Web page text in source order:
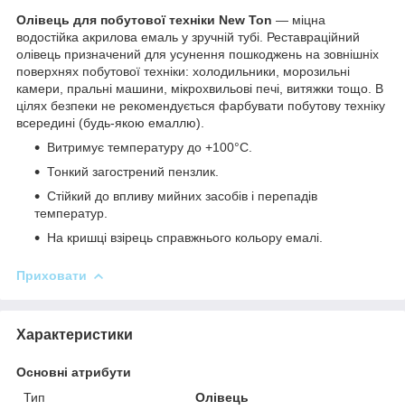
Олівець для побутової техніки New Ton — міцна
водостійка акрилова емаль у зручній тубі. Реставраційний
олівець призначений для усунення пошкоджень на зовнішніх
поверхнях побутової техніки: холодильники, морозильні
камери, пральні машини, мікрохвильові печі, витяжки тощо. В
цілях безпеки не рекомендується фарбувати побутову техніку
всередині (будь-якою емаллю).
Витримує температуру до +100°С.
Тонкий загострений пензлик.
Стійкий до впливу мийних засобів і перепадів
температур.
На кришці взірець справжнього кольору емалі.
Приховати
Характеристики
Основні атрибути
Тип
Олівець